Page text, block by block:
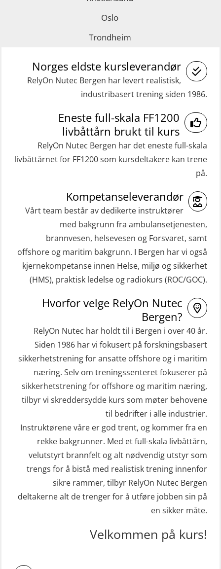
Oslo
Trondheim
Norges eldste kursleverandør
RelyOn Nutec Bergen har levert realistisk,
industribasert trening siden 1986.
Eneste full-skala FF1200
livbåttårn brukt til kurs
RelyOn Nutec Bergen har det eneste full-skala
livbåttårnet for FF1200 som kursdeltakere kan trene
på.
Kompetanseleverandør
Vårt team består av dedikerte instruktører
med bakgrunn fra ambulansetjenesten,
brannvesen, helsevesen og Forsvaret, samt
offshore og maritim bakgrunn. I Bergen har vi også
kjernekompetanse innen Helse, miljø og sikkerhet
(HMS), praktisk ledelse og radiokurs (ROC/GOC).
Hvorfor velge RelyOn Nutec
Bergen?
RelyOn Nutec har holdt til i Bergen i over 40 år.
Siden 1986 har vi fokusert på forskningsbasert
sikkerhetstrening for ansatte offshore og i maritim
næring. Selv om treningssenteret fokuserer på
sikkerhetstrening for offshore og maritim næring,
tilbyr vi skreddersydde kurs som møter behovene
til bedrifter i alle industrier.
Instruktørene våre er god trent, og kommer fra en
rekke bakgrunner. Med et full-skala livbåttårn,
velutstyrt brannfelt og alt nødvendig utstyr som
trengs for å bistå med realistisk trening innenfor
sikre rammer, tilbyr RelyOn Nutec Bergen
deltakerne alt de trenger for å utføre jobben sin på
en sikker måte.
Velkommen på kurs!